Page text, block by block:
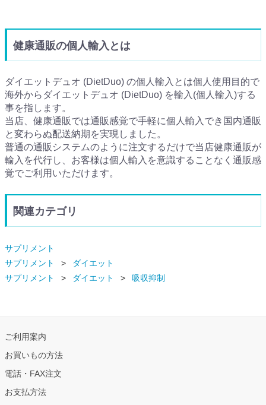
健康通販の個人輸入とは
ダイエットデュオ (DietDuo) の個人輸入とは個人使用目的で
海外からダイエットデュオ (DietDuo) を輸入(個人輸入)する
事を指します。
当店、健康通販では通販感覚で手軽に個人輸入でき国内通販
と変わらぬ配送納期を実現しました。
普通の通販システムのように注文するだけで当店健康通販が
輸入を代行し、お客様は個人輸入を意識することなく通販感
覚でご利用いただけます。
関連カテゴリ
サプリメント
サプリメント
ダイエット
サプリメント
ダイエット 吸収抑制
ご利用案内
お買いもの方法
電話・FAX注文
お支払方法